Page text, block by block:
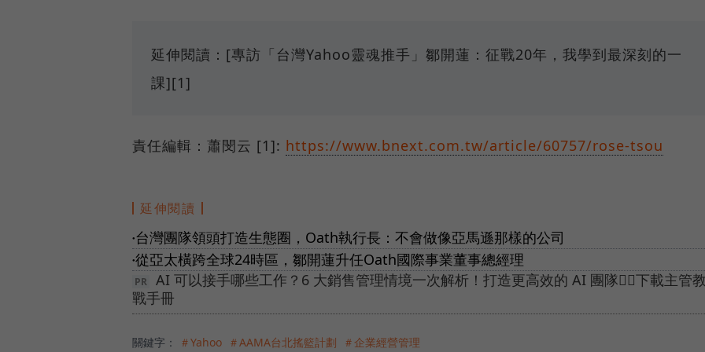
延伸閱讀：[專訪「台灣Yahoo靈魂推手」鄒開蓮：征戰20年，我學到最深刻的一
課][1]
責任編輯：蕭閔云 [1]: https://www.bnext.com.tw/article/60757/rose-tsou
延伸閱讀
● 台灣團隊領頭打造生態圈，Oath執行長：不會做像亞馬遜那樣的公司
●從亞太橫跨全球24時區，鄒開蓮升任Oath國際事業董事總經理
AI 可以接手哪些工作？6 大銷售管理情境一次解析！打造更高效的 AI 團隊👉🏻下載主管
戰手冊
關鍵字： ＃Yahoo ＃AAMA台北搖籃計劃 ＃企業經營管理